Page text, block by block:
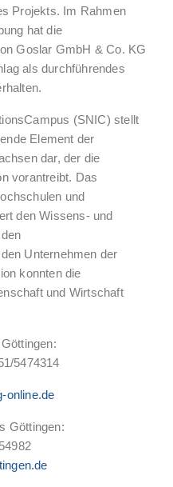
Projekts. Im Rahmen
hat die
Goslar GmbH & Co. KG
als durchführendes
(SNIC) stellt
Element der
dar, der die
vorantreibt. Das
und
den Wissens- und
Unternehmen der
konnten die
und Wirtschaft
5474314
online.de
Göttingen: